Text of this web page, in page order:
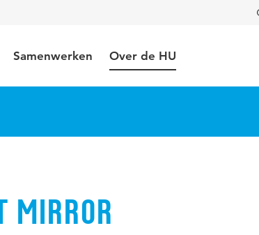
Samenwerken Over de HU
Mirror